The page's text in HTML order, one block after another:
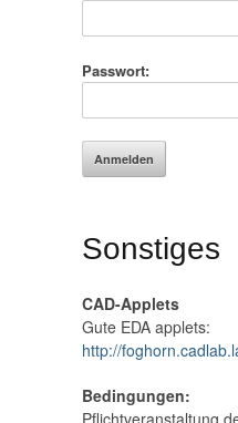
Passwort:
Sonstiges
CAD-Applets
Gute EDA applets:
http://
Bedingungen:
Pflichtveranstaltung